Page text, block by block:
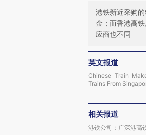
港铁新近采购
金；而香港高
应商也不同
英文报道
Chinese Train
Trains From
相关报道
港铁公司：广深港高